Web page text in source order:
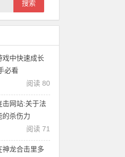
搜索
戏中快速成长
必看
阅读 80
击网站:关于法
的杀伤力
阅读 71
神龙合击里多